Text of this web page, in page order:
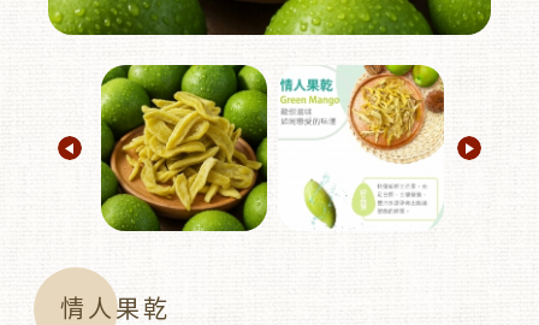
情人果乾